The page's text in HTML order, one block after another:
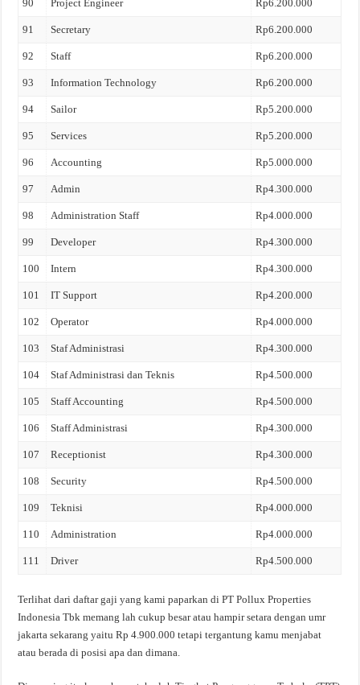
90 Project Engineer Rp6.200.000
91 Secretary Rp6.200.000
92 Staff Rp6.200.000
93 Information Technology Rp6.200.000
94 Sailor Rp5.200.000
95 Services Rp5.200.000
96 Accounting Rp5.000.000
97 Admin Rp4.300.000
98 Administration Staff Rp4.000.000
99 Developer Rp4.300.000
100 Intern Rp4.300.000
101 IT Support Rp4.200.000
102 Operator Rp4.000.000
103 Staf Administrasi Rp4.300.000
104 Staf Administrasi dan Teknis Rp4.500.000
105 Staff Accounting Rp4.500.000
106 Staff Administrasi Rp4.300.000
107 Receptionist Rp4.300.000
108 Security Rp4.500.000
109 Teknisi Rp4.000.000
110 Administration Rp4.000.000
111 Driver Rp4.500.000
Terlihat dari daftar gaji yang kami paparkan di PT Pollux Properties
Indonesia Tbk memang lah cukup besar atau hampir setara dengan umr
jakarta sekarang yaitu Rp 4.900.000 tetapi tergantung kamu menjabat
atau berada di posisi apa dan dimana.